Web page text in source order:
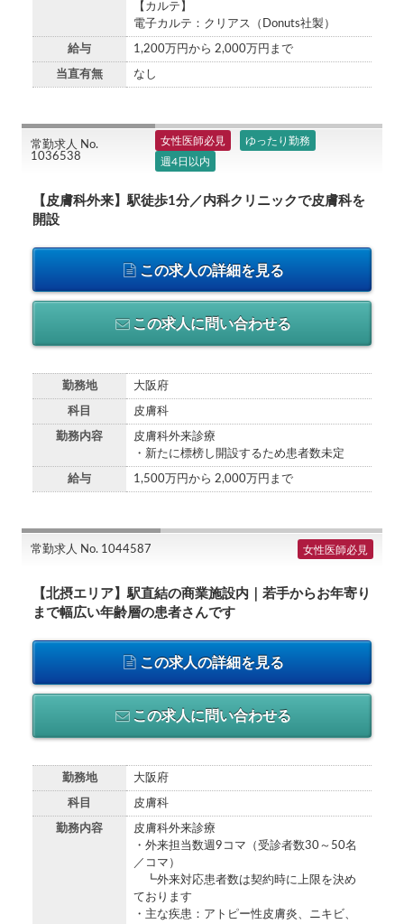
【カルテ】
電子カルテ：クリアス（Donuts社製）
給与 1,200万円から 2,000万円まで
当直有無 なし
常勤求人 No.
1036538
女性医師必見
ゆったり勤務
週4日以内
【皮膚科外来】駅徒歩1分／内科クリニックで皮膚科を
開設
この求人の詳細を見る
この求人に問い合わせる
勤務地 大阪府
科目 皮膚科
勤務内容
皮膚科外来診療
・新たに標榜し開設するため患者数未定
給与 1,500万円から 2,000万円まで
常勤求人 No. 1044587 女性医師必見
【北摂エリア】駅直結の商業施設内｜若手からお年寄り
まで幅広い年齢層の患者さんです
この求人の詳細を見る
この求人に問い合わせる
勤務地 大阪府
科目 皮膚科
勤務内容
皮膚科外来診療
・外来担当数週9コマ（受診者数30～50名
／コマ）
┗外来対応患者数は契約時に上限を決め
ております
・主な疾患：アトピー性皮膚炎、ニキビ、